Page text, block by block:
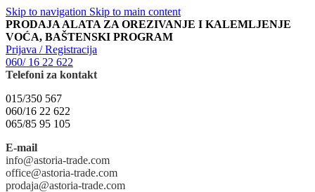
Skip to navigation Skip to main content
PRODAJA ALATA ZA OREZIVANJE I KALEMLJENJE
VOĆA, BAŠTENSKI PROGRAM
Prijava / Registracija
060/ 16 22 622
Telefoni za kontakt
015/350 567
060/16 22 622
065/85 95 105
E-mail
info@astoria-trade.com
office@astoria-trade.com
prodaja@astoria-trade.com